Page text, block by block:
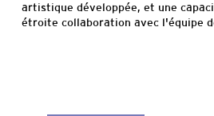
artistique développée, et une
étroite collaboration avec l'équipe